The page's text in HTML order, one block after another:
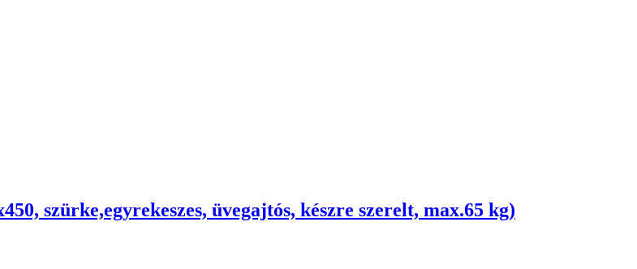
szürke,egyrekeszes, üvegajtós, készre szerelt, max.65 kg)